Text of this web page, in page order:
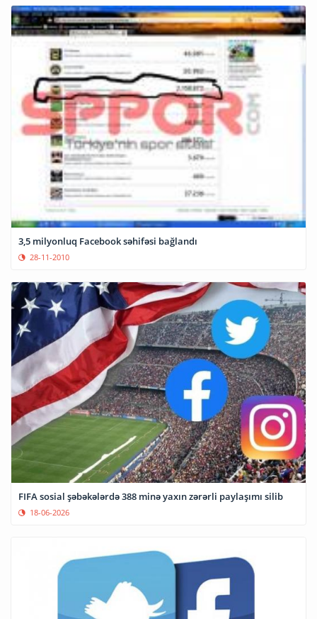
3,5 milyonluq Facebook səhifəsi bağlandı
28-11-2010
FIFA sosial şəbəkələrdə 388 minə yaxın zərərli paylaşımı silib
18-06-2026